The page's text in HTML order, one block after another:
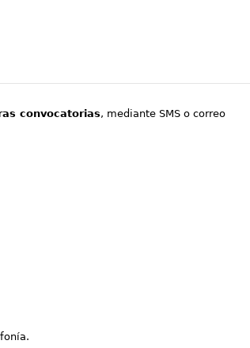
convocatorias, mediante SMS o correo